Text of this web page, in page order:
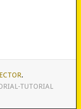
.
TUTORIAL